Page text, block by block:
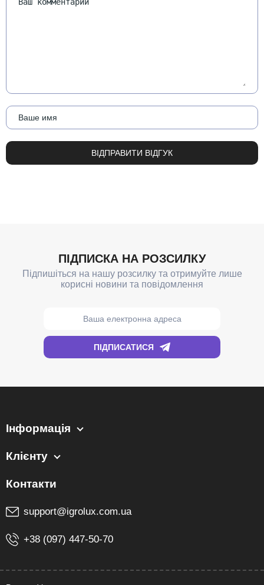
Інформація
Клієнту
support@igrolux.com.ua
+38 (097) 447-50-70